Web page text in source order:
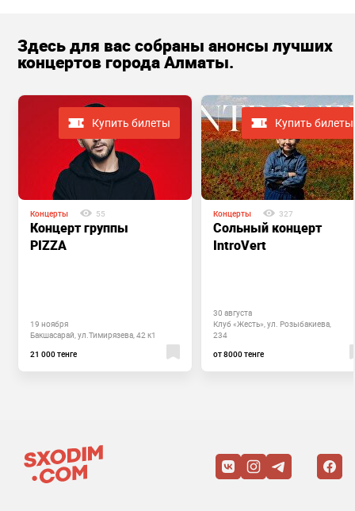
Здесь для вас собраны анонсы лучших
концертов города Алматы.
Купить билеты
Концерты 55
Концерт группы
PIZZA
19 ноября
Бакшасарай, ул.Тимирязева, 42 к1
21 000 тенге
Купить билеты
Концерты 327
Сольный концерт
IntroVert
30 августа
Клуб «Жесть», ул. Розыбакиева,
234
от 8000 тенге